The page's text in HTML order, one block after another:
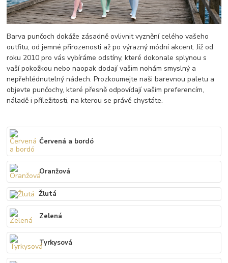
Barva punčoch dokáže zásadně ovlivnit vyznění celého vašeho
outfitu, od jemné přirozenosti až po výrazný módní akcent. Již od
roku 2010 pro vás vybíráme odstíny, které dokonale splynou s
vaší pokožkou nebo naopak dodají vašim nohám smyslný a
nepřehlédnutelný nádech. Prozkoumejte naši barevnou paletu a
objevte punčochy, které přesně odpovídají vašim preferencím,
náladě i příležitosti, na kterou se právě chystáte.
Červená a bordó
Oranžová
Žlutá
Zelená
Tyrkysová